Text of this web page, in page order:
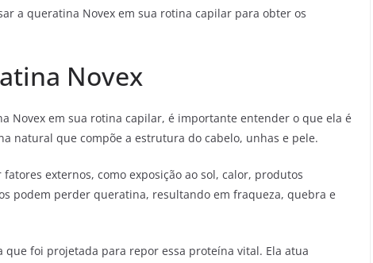
a queratina Novex em sua rotina capilar para obter os
Novex
Novex em sua rotina capilar, é importante entender o que ela é
natural que compõe a estrutura do cabelo, unhas e pele.
externos, como exposição ao sol, calor, produtos
podem perder queratina, resultando em fraqueza, quebra e
foi projetada para repor essa proteína vital. Ela atua